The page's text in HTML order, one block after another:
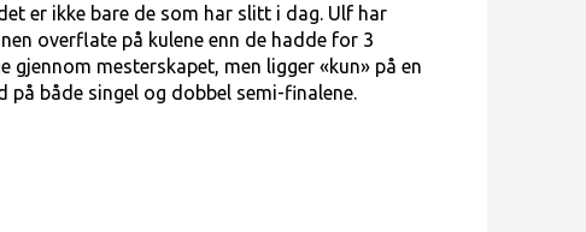
er ikke bare de som har slitt i dag. Ulf har
overflate på kulene enn de hadde for 3
mesterskapet, men ligger «kun» på en
både singel og dobbel semi-finalene.